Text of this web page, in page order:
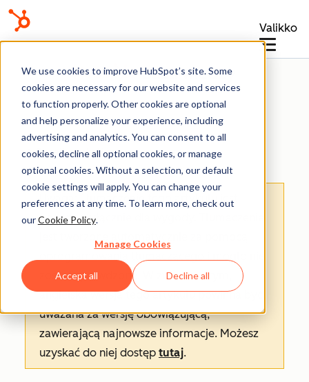
We use cookies to improve HubSpot’s site. Some
cookies are necessary for our website and services
to function properly. Other cookies are optional
and help personalize your experience, including
advertising and analytics. You can consent to all
cookies, decline all optional cookies, or manage
optional cookies. Without a selection, our default
cookie settings will apply. You can change your
preferences at any time. To learn more, check out
ourCookie Policy.
Manage Cookies
Accept all Decline all
Valikko
Baza wiedzy
E-mail marketingowy
Uwaga: Tłumaczenie tego artykułu jest
podane wyłącznie dla wygody. Tłumaczenie
zostać sprawdzone. W związku z tym,
angielska wersja tego artykułu powinna być
uważana za wersję obowiązującą,
zawierającą najnowsze informacje. Możesz
uzyskać do niej dostęp tutaj.